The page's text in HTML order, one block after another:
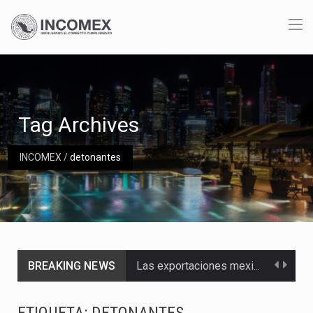
INCOMEX/detonantes
Tag Archives
BREAKING NEWS Las exportaciones mexicanas de vehículos ligeros disminuyeron 9.67 % en julio a tasa anual, alcanzando…